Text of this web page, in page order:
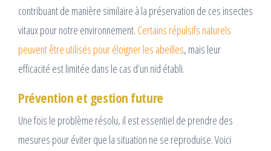
contribuant de manière similaire à la préservation de ces insectes
vitaux pour notre environnement. Certains répulsifs naturels
peuvent être utilisés pour éloigner les abeilles, mais leur
efficacité est limitée dans le cas d’un nid établi.
Prévention et gestion future
Une fois le problème résolu, il est essentiel de prendre des
mesures pour éviter que la situation ne se reproduise. Voici